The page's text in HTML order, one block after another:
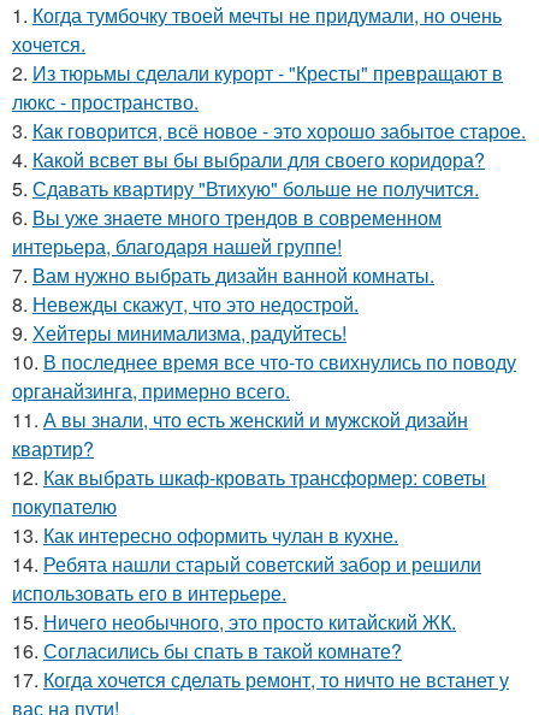
1. Когда тумбочку твоей мечты не придумали, но очень
хочется.
2. Из тюрьмы сделали курорт - "Кресты" превращают в
люкс - пространство.
3. Как говорится, всё новое - это хорошо забытое старое.
4. Какой всвет вы бы выбрали для своего коридора?
5. Сдавать квартиру "Втихую" больше не получится.
6. Вы уже знаете много трендов в современном
интерьера, благодаря нашей группе!
7. Вам нужно выбрать дизайн ванной комнаты.
8. Невежды скажут, что это недострой.
9. Хейтеры минимализма, радуйтесь!
10. В последнее время все что-то свихнулись по поводу
органайзинга, примерно всего.
11. А вы знали, что есть женский и мужской дизайн
квартир?
12. Как выбрать шкаф-кровать трансформер: советы
покупателю
13. Как интересно оформить чулан в кухне.
14. Ребята нашли старый советский забор и решили
использовать его в интерьере.
15. Ничего необычного, это просто китайский ЖК.
16. Согласились бы спать в такой комнате?
17. Когда хочется сделать ремонт, то ничто не встанет у
вас на пути!